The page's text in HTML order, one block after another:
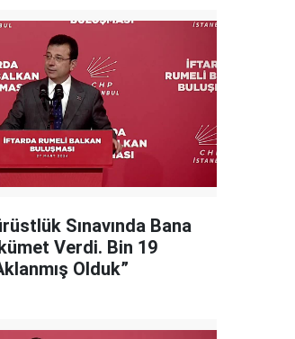
Sınavında Bana
Verdi. Bin 19
Olduk”